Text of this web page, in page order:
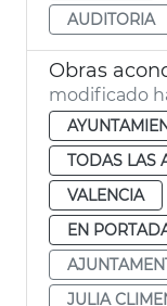
AUDITORIA
modificado
TODAS LAS
VALENCIA
EN
JULIA